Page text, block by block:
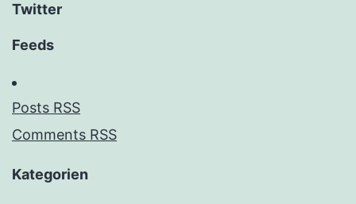
Twitter
Feeds
Posts RSS
Comments RSS
Kategorien